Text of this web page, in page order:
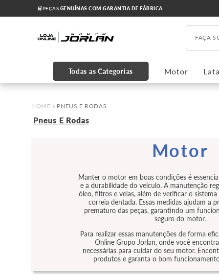
🛒PEÇAS GENUÍNAS COM GARANTIA DE FÁBRICA
Faça
1
chevrolet
2º
onix
4º
º
kits
oleo
Todas as Categorias Motor
PNEUS E RODAS
Pneus E Rodas
Motor
Manter o motor em boas condições é
e a durabilidade do veículo. A manutenção
óleo, filtros e velas, além de verificar o
correia dentada. Essas medidas ajudam a
prematuro das peças, garantindo um
seguro do motor.
Para realizar essas manutenções de forma
Online Grupo Jorlan, onde você
necessárias para cuidar do seu motor.
produtos e garanta o bom